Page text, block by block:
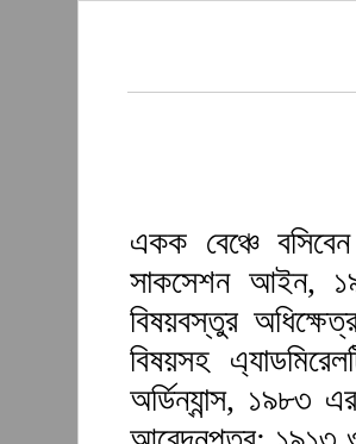
একক বেঞ্চে
সাকসেশন আইন,
বিষয়বস্তুর
বিষয়সহ
অর্ডিন্যান্স, ১৯৮৩